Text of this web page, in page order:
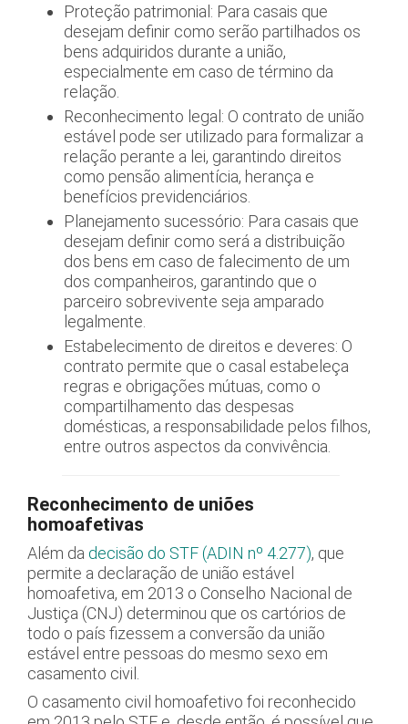
Proteção patrimonial: Para casais que
desejam definir como serão partilhados os
bens adquiridos durante a união,
especialmente em caso de término da
relação.
Reconhecimento legal: O contrato de união
estável pode ser utilizado para formalizar a
relação perante a lei, garantindo direitos
como pensão alimentícia, herança e
benefícios previdenciários.
Planejamento sucessório: Para casais que
desejam definir como será a distribuição
dos bens em caso de falecimento de um
dos companheiros, garantindo que o
parceiro sobrevivente seja amparado
legalmente.
Estabelecimento de direitos e deveres: O
contrato permite que o casal estabeleça
regras e obrigações mútuas, como o
compartilhamento das despesas
domésticas, a responsabilidade pelos filhos,
entre outros aspectos da convivência.
Reconhecimento de uniões
homoafetivas
Além da decisão do STF (ADIN nº 4.277), que
permite a declaração de união estável
homoafetiva, em 2013 o Conselho Nacional de
Justiça (CNJ) determinou que os cartórios de
todo o país fizessem a conversão da união
estável entre pessoas do mesmo sexo em
casamento civil.
O casamento civil homoafetivo foi reconhecido